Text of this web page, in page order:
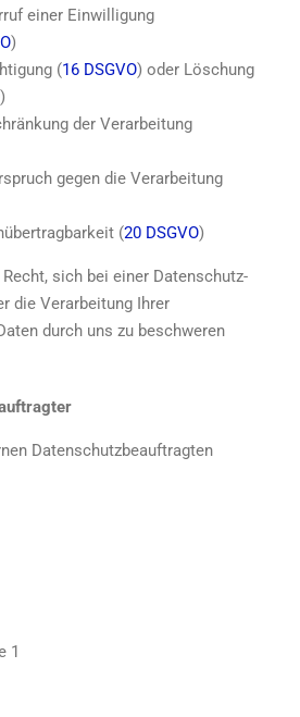
einer Einwilligung
)
(16 DSGVO) oder Löschung
)
der Verarbeitung
gegen die Verarbeitung
(20 DSGVO)
sich bei einer Datenschutz-
die Verarbeitung Ihrer
durch uns zu beschweren
Datenschutzbeauftragten
1